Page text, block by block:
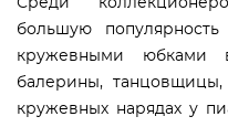
Среди
большую
кружевными
балерины,
кружевных нарядах у